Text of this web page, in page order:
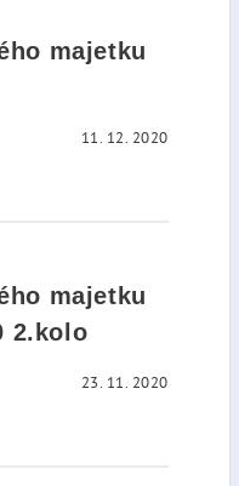
majetku
11. 12. 2020
majetku
2.kolo
23. 11. 2020